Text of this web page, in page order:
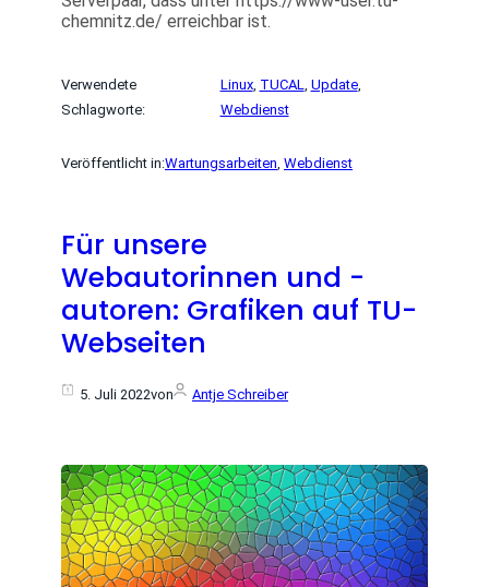
chemnitz.de/ erreichbar ist.
Verwendete
Schlagworte:
Linux, TUCAL, Update
Webdienst
Veröffentlicht in:Wartungsarbeiten, Webdienst
Für unsere
Webautorinnen und -
autoren: Grafiken auf TU-
Webseiten
5. Juli 2022von Antje Schreiber